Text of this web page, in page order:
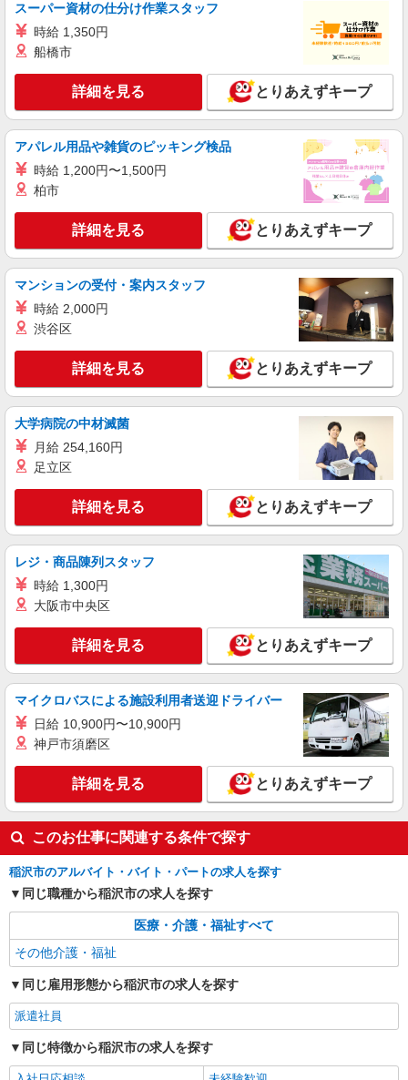
スーパー資材の仕分け作業スタッフ
時給 1,350円
船橋市
詳細を見る とりあえずキープ
アパレル用品や雑貨のピッキング検品
時給 1,200円〜1,500円
柏市
詳細を見る とりあえずキープ
マンションの受付・案内スタッフ
時給 2,000円
渋谷区
詳細を見る とりあえずキープ
大学病院の中材滅菌
月給 254,160円
足立区
詳細を見る とりあえずキープ
レジ・商品陳列スタッフ
時給 1,300円
大阪市中央区
詳細を見る とりあえずキープ
マイクロバスによる施設利用者送迎ドライバー
日給 10,900円〜10,900円
神戸市須磨区
詳細を見る とりあえずキープ
このお仕事に関連する条件で探す
稲沢市のアルバイト・バイト・パートの求人を探す
同じ職種から稲沢市の求人を探す
医療・介護・福祉すべて
その他介護・福祉
同じ雇用形態から稲沢市の求人を探す
派遣社員
同じ特徴から稲沢市の求人を探す